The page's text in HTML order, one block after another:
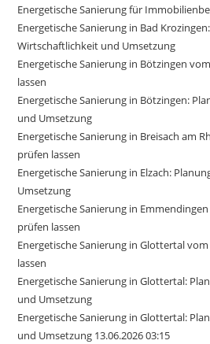
Energetische Sanierung für
Energetische Sanierung in Bad
Wirtschaftlichkeit und Umsetzung
Energetische Sanierung in Bötzingen
lassen
Energetische Sanierung in Bötzingen:
und Umsetzung
Energetische Sanierung in Breisach am
prüfen lassen
Energetische Sanierung in Elzach:
Umsetzung
Energetische Sanierung in
prüfen lassen
Energetische Sanierung in Glottertal
lassen
Energetische Sanierung in Glottertal:
und Umsetzung
Energetische Sanierung in Glottertal:
und Umsetzung 13.06.2026 03:15